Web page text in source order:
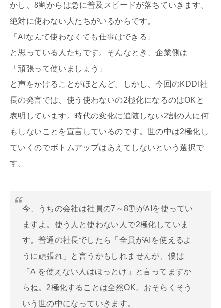
かし、8割からは急に普及スピードが落ちていきます。
絶対に使わない人たちがいるからです。
「AIなんて使わなくても仕事はできる」
と思っている人たちです。そんなとき、企業側は
「頑張って使いましょう」
と声をかけることがほとんど。しかし、今回のKDDI社
長の発言では、使う使わないの2極化になるのはOKと
表明しています。時代の変化に追随しない2割の人に何
もしないことを宣言しているのです。世の中は2極化し
ていくのでボトムアップはあえてしないという選択で
す。
今、うちの会社は社員の7～8割がAIを使ってい
ますよ。使う人と使わない人で2極化していま
す。普通の社長でしたら「全員がAIを使えるよ
うに頑張れ」と言うかもしれませんが、僕は
「AIを使えない人はほっとけ」と言ってますか
らね。2極化することは全然OK。おそらくそう
いう世の中になっていきます。